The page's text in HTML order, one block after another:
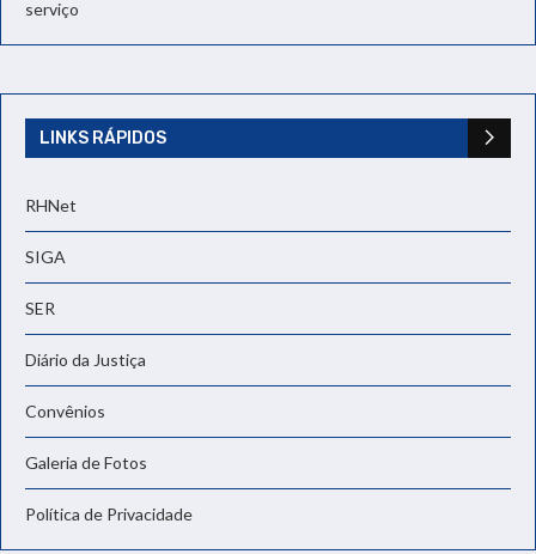
serviço
LINKS RÁPIDOS
RHNet
SIGA
SER
Diário da Justiça
Convênios
Galeria de Fotos
Política de Privacidade